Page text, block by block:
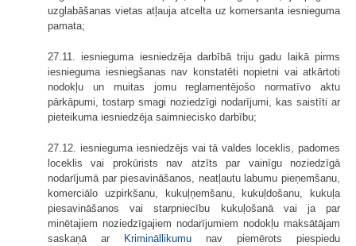
uzglabāšanas vietas atļauja atcelta uz komersanta iesnieguma
pamata;
27.11. iesnieguma iesniedzēja darbībā triju gadu laikā pirms
iesnieguma iesniegšanas nav konstatēti nopietni vai atkārtoti
nodokļu un muitas jomu reglamentējošo normatīvo aktu
pārkāpumi, tostarp smagi noziedzīgi nodarījumi, kas saistīti ar
pieteikuma iesniedzēja saimniecisko darbību;
27.12. iesnieguma iesniedzējs vai tā valdes loceklis, padomes
loceklis vai prokūrists nav atzīts par vainīgu noziedzīgā
nodarījumā par piesavināšanos, neatļautu labumu pieņemšanu,
komerciālo uzpirkšanu, kukuļņemšanu, kukuļdošanu, kukuļa
piesavināšanos vai starpniecību kukuļošanā vai ja par
minētajiem noziedzīgajiem nodarījumiem nodokļu maksātājam
saskaņā ar
Krimināllikumu nav piemērots piespiedu